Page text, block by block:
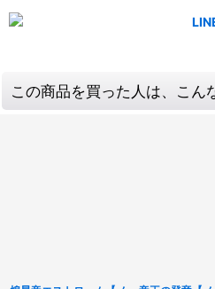
この商品を買った人は、こん